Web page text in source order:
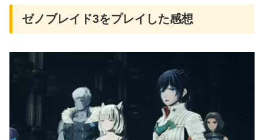
ゼノブレイド3をプレイした感想